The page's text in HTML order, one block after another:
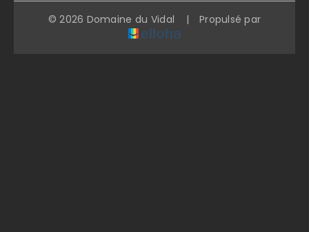
© 2026 Domaine du Vidal | Propulsé par